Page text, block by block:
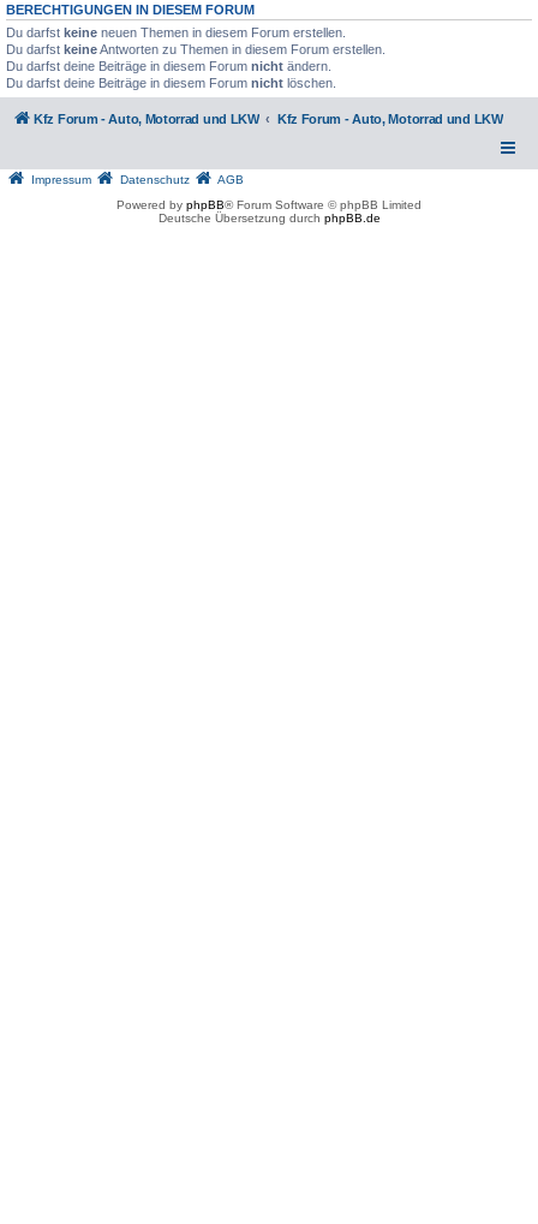
BERECHTIGUNGEN IN DIESEM FORUM
Du darfst keine neuen Themen in diesem Forum erstellen.
Du darfst keineAntworten zu Themen in diesem Forum erstellen.
Du darfst deine Beiträge in diesem Forum nicht ändern.
Du darfst deine Beiträge in diesem Forum nicht löschen.
Kfz Forum - Auto, Motorrad und LKW Kfz Forum - Auto, Motorrad und LKW
Impressum Datenschutz
AGB
Powered by phpBB® Forum Software © phpBB Limited
Deutsche Übersetzung durch phpBB.de